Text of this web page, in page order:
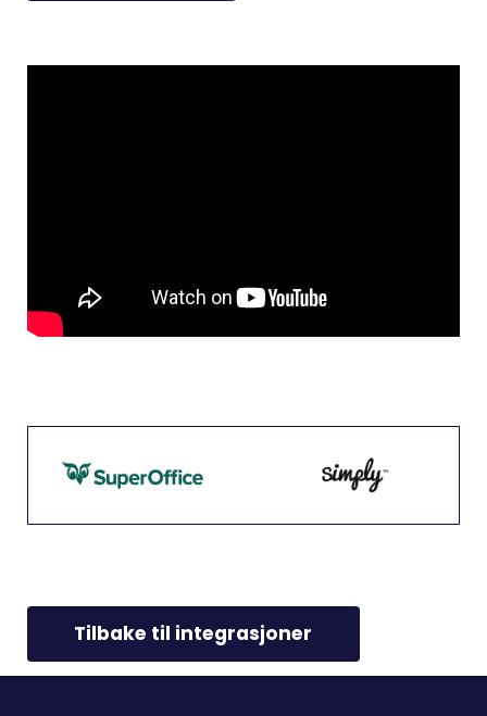
Tilbake til integrasjoner